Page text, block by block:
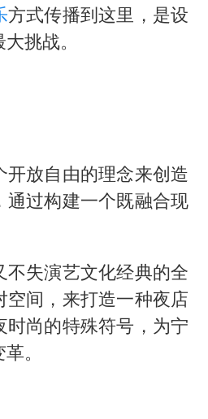
开新局 实干挑大梁
方式传播到这里，是设
挑战。
开放自由的理念来创造
通过构建一个既融合现
不失演艺文化经典的全
空间，来打造一种夜店
时尚的特殊符号，为宁
。